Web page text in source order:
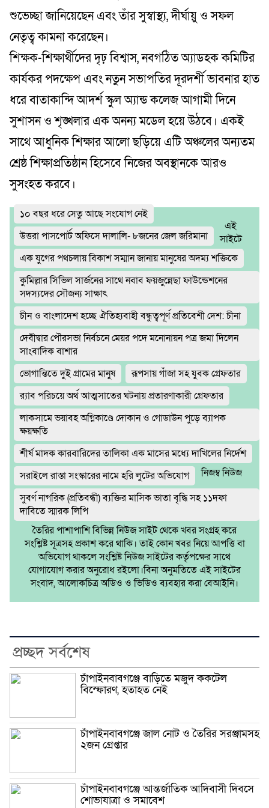
শুভেচ্ছা জানিয়েছেন এবং তাঁর সুস্বাস্থ্য, দীর্ঘায়ু ও সফল
নেতৃত্ব কামনা করেছেন।
শিক্ষক-শিক্ষার্থীদের দৃঢ় বিশ্বাস, নবগঠিত অ্যাডহক কমিটির
কার্যকর পদক্ষেপ এবং নতুন সভাপতির দূরদর্শী ভাবনার হাত
ধরে বাতাকান্দি আদর্শ স্কুল অ্যান্ড কলেজ আগামী দিনে
সুশাসন ও শৃঙ্খলার এক অনন্য মডেল হয়ে উঠবে। একই
সাথে আধুনিক শিক্ষার আলো ছড়িয়ে এটি অঞ্চলের অন্যতম
শ্রেষ্ঠ শিক্ষাপ্রতিষ্ঠান হিসেবে নিজের অবস্থানকে আরও
সুসংহত করবে।
১০ বছর ধরে সেতু আছে সংযোগ নেই
উত্তরা পাসপোর্ট অফিসে দালালি- ৮জনের জেল জরিমানা
এক যুগের পথচলায় বিকাশ সম্মান জানায় মানুষের অদম্য শক্তিকে
কুমিল্লার সিভিল সার্জনের সাথে নবাব ফয়জুন্নেছা ফাউন্ডেশনের
সদস্যদের সৌজন্য সাক্ষাৎ
চীন ও বাংলাদেশ হচ্ছে ঐতিহ্যবাহী বন্ধুত্বপূর্ণ প্রতিবেশী দেশ: চীনা
দেবীদ্বার পৌরসভা নির্বচনে মেয়র পদে মনোনায়ন পত্র জমা দিলেন
সাংবাদিক বাশার
ভোগান্তিতে দুই গ্রামের মানুষ
রূপসায় গাঁজা সহ যুবক গ্রেফতার
র‌্যাব পরিচয়ে অর্থ আত্মসাতের ঘটনায় প্রতারণাকারী গ্রেফতার
লাকসামে ভয়াবহ অগ্নিকাণ্ডে দোকান ও গোডাউন পুড়ে ব‍্যাপক
ক্ষয়ক্ষতি
শীর্ষ মাদক কারবারিদের তালিকা এক মাসের মধ্যে দাখিলের নির্দেশ
সরাইলে রাস্তা সংস্কারের নামে হরি লুটের অভিযোগ
সুবর্ণ নাগরিক (প্রতিবন্ধী) ব্যক্তির মাসিক ভাতা বৃদ্ধি সহ ১১দফা
দাবিতে স্মারক লিপি
এই
সাইটে
নিজম্ব নিউজ
তৈরির পাশাপাশি বিভিন্ন নিউজ সাইট থেকে খবর সংগ্রহ করে
সংশ্লিষ্ট সূত্রসহ প্রকাশ করে থাকি। তাই কোন খবর নিয়ে আপত্তি বা
অভিযোগ থাকলে সংশ্লিষ্ট নিউজ সাইটের কর্তৃপক্ষের সাথে
যোগাযোগ করার অনুরোধ রইলো।বিনা অনুমতিতে এই সাইটের
সংবাদ, আলোকচিত্র অডিও ও ভিডিও ব্যবহার করা বেআইনি।
প্রচ্ছদ সর্বশেষ
চাঁপাইনবাবগঞ্জে বাড়িতে মজুদ ককটেল
বিস্ফোরণ, হতাহত নেই
চাঁপাইনবাবগঞ্জে জাল নোট ও তৈরির সরঞ্জামসহ
২জন গ্রেপ্তার
চাঁপাইনবাবগঞ্জে আন্তর্জাতিক আদিবাসী দিবসে
শোভাযাত্রা ও সমাবেশ